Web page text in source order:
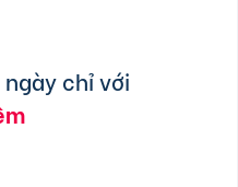
chỉ với